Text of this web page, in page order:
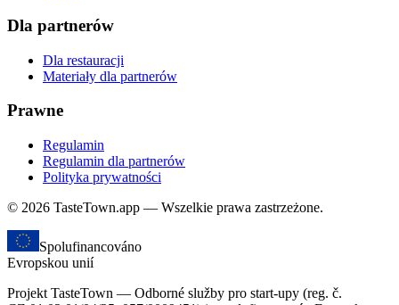
Dla partnerów
Dla restauracji
Materiały dla partnerów
Prawne
Regulamin
Regulamin dla partnerów
Polityka prywatności
© 2026 TasteTown.app — Wszelkie prawa zastrzeżone.
Spolufinancováno
Evropskou unií
Projekt TasteTown — Odborné služby pro start-upy (reg. č.